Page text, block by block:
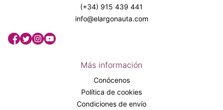
(+34) 915 439 441
info@elargonauta.com
Más información
Conócenos
Política de cookies
Condiciones de envío